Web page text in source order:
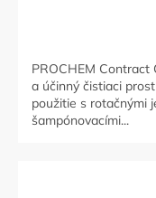
PROCHEM Contract
a účinný čistiaci
použitie s rotačnými
šampónovacími...